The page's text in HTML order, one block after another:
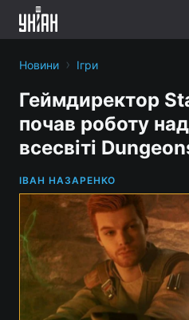
Новини › Ігри
Геймдиректор
почав роботу
всесвіті
ІВАН НАЗАРЕНКО